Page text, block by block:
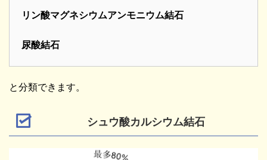
リン酸マグネシウムアンモニウム結石
尿酸結石
と分類できます。
シュウ酸カルシウム結石